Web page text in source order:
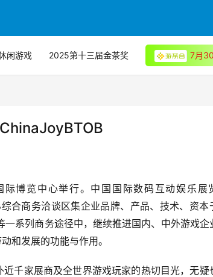
闲游戏 2025第十三届金茶奖 7月
际博览中心举行。中国国际数码互动娱乐展
综合商务洽谈区集企业品牌、产品、技术、资本
系列商务途径中，继续推进国内、中外游戏企
和发展的功能与作用。
千家展商及全世界游戏玩家的热切目光，无疑